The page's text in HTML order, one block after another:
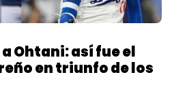
Ohtani: así fue el
en triunfo de los